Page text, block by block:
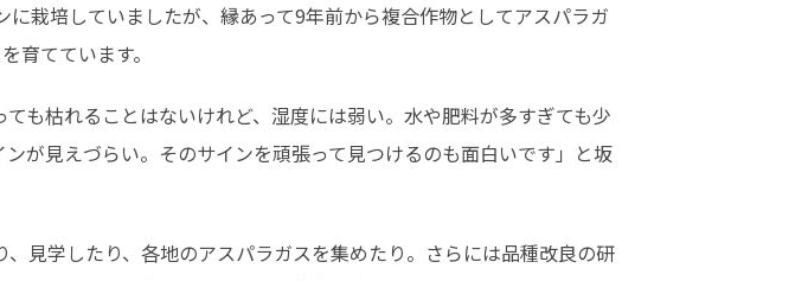
栽培していましたが、縁あって9年前から複合作物としてアスパラガ
育てています。
も枯れることはないけれど、湿度には弱い。水や肥料が多すぎても少
が見えづらい。そのサインを頑張って見つけるのも面白いです」と坂
見学したり、各地のアスパラガスを集めたり。さらには品種改良の研